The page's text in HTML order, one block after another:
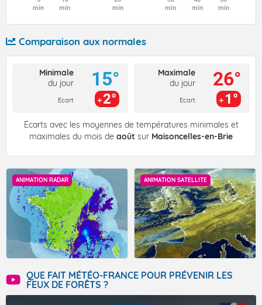
min
min
min
min
min
min
Comparaison aux normales
Minimale
du jour
Ecart
15°
2°
Maximale
du jour
Ecart
26°
1°
Écarts avec les moyennes de températures minimales et
maximales du mois de août sur Maisoncelles-en-Brie
ANIMATION RADAR ANIMATION SATELLITE
QUE FAIT MÉTÉO-FRANCE POUR PRÉVENIR LES
FEUX DE FORÊTS ?